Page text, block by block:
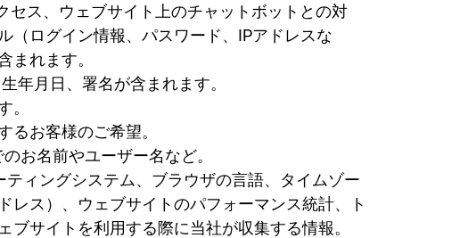
セス、ウェブサイト上のチャットボットとの対
（ログイン情報、パスワード、IPアドレスな
まれます。
年月日、署名が含まれます。
。
お客様のご希望。
お名前やユーザー名など。
ィングシステム、ブラウザの言語、タイムゾー
レス）、ウェブサイトのパフォーマンス統計、ト
サイトを利用する際に当社が収集する情報。